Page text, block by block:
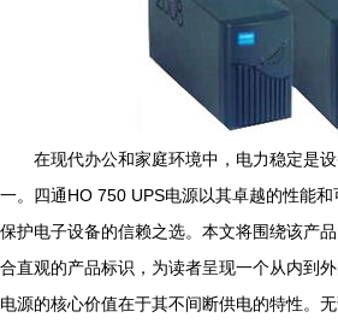
在现代办公和家庭环境中，电力稳定是
一。四通HO 750 UPS电源以其卓越的性能
保护电子设备的信赖之选。本文将围绕该产
合直观的产品标识，为读者呈现一个从内到
电源的核心价值在于其不间断供电的特性。